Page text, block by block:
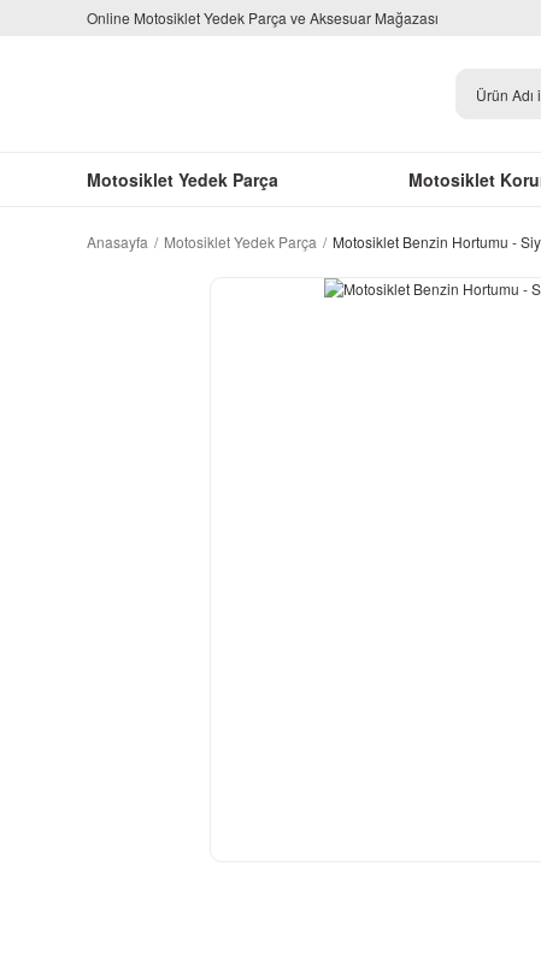
Online Motosiklet Yedek Parça ve Aksesuar Mağazası
Motosiklet Yedek Parça Motosiklet
Anasayfa Motosiklet Yedek Parça Motosiklet Benzin Hortumu -